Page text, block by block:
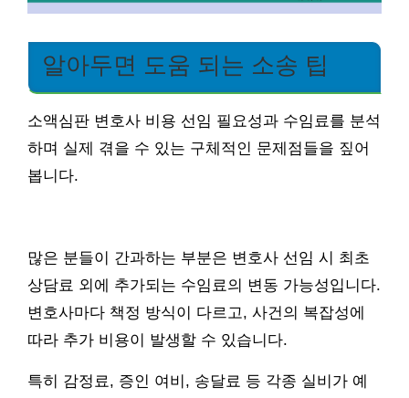
알아두면 도움 되는 소송 팁
소액심판 변호사 비용 선임 필요성과 수임료를 분석
하며 실제 겪을 수 있는 구체적인 문제점들을 짚어
봅니다.
많은 분들이 간과하는 부분은 변호사 선임 시 최초
상담료 외에 추가되는 수임료의 변동 가능성입니다.
변호사마다 책정 방식이 다르고, 사건의 복잡성에
따라 추가 비용이 발생할 수 있습니다.
특히 감정료, 증인 여비, 송달료 등 각종 실비가 예